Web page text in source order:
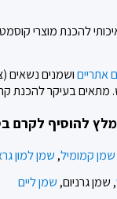
להכנת מוצרי
אתרייםושמנים נשאים
מתאים בעיקר להכנת
להוסיף לקרם
שמן קמומיל, שמן למון
, שמן גרניום, שמן ליים